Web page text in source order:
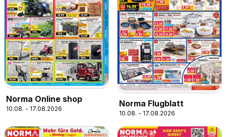
Norma Online shop
10.08. - 17.08.2026
Norma Flugblatt
10.08. - 17.08.2026